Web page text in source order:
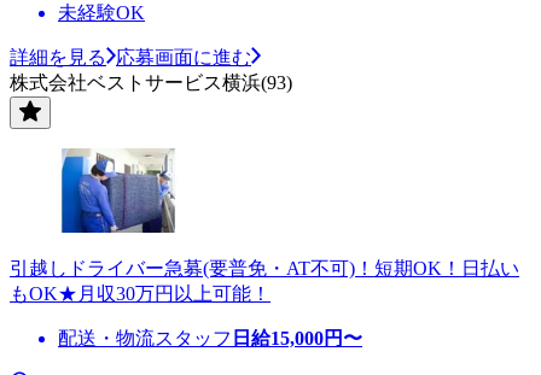
未経験OK
詳細を見る
応募画面に進む
株式会社ベストサービス横浜(93)
引越しドライバー急募(要普免・AT不可)！短期OK！日払い
もOK★月収30万円以上可能！
配送・物流スタッフ 日給15,000円〜